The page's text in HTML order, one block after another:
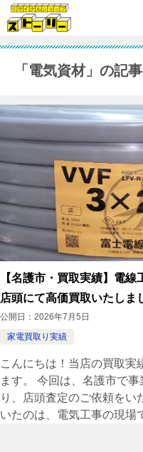
「電気資材」の記
【名護市・買取実績】電
店頭にて高価買取いたしま
公開日： 2026年7月5日
家電買取り実績
こんにちは！当店の買取実
ます。 今回は、名護市で
り、店頭査定のご依頼をい
いたのは、電気工事の現